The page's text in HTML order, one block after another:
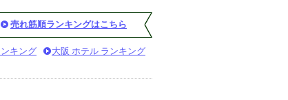
売れ筋順ランキングはこちら
キング 大阪 ホテル ランキング